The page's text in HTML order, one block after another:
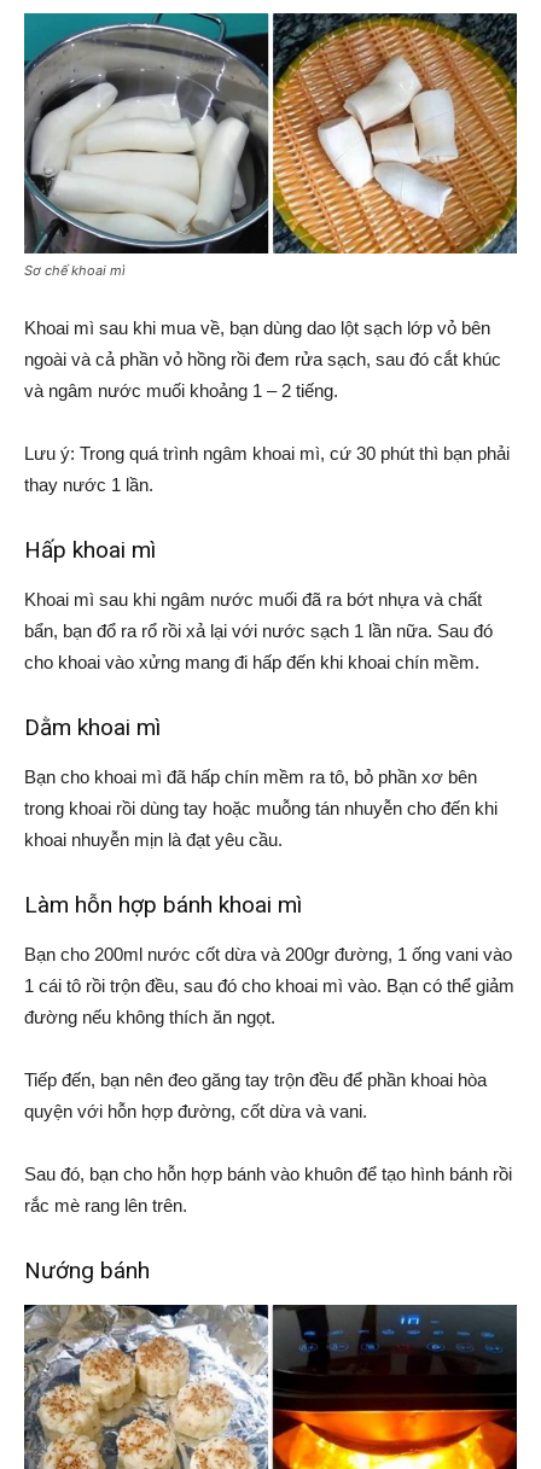
Sơ chế khoai mì
Khoai mì sau khi mua về, bạn dùng dao lột sạch lớp vỏ bên
ngoài và cả phần vỏ hồng rồi đem rửa sạch, sau đó cắt khúc
và ngâm nước muối khoảng 1 – 2 tiếng.
Lưu ý: Trong quá trình ngâm khoai mì, cứ 30 phút thì bạn phải
thay nước 1 lần.
Hấp khoai mì
Khoai mì sau khi ngâm nước muối đã ra bớt nhựa và chất
bẩn, bạn đổ ra rổ rồi xả lại với nước sạch 1 lần nữa. Sau đó
cho khoai vào xửng mang đi hấp đến khi khoai chín mềm.
Dằm khoai mì
Bạn cho khoai mì đã hấp chín mềm ra tô, bỏ phần xơ bên
trong khoai rồi dùng tay hoặc muỗng tán nhuyễn cho đến khi
khoai nhuyễn mịn là đạt yêu cầu.
Làm hỗn hợp bánh khoai mì
Bạn cho 200ml nước cốt dừa và 200gr đường, 1 ống vani vào
1 cái tô rồi trộn đều, sau đó cho khoai mì vào. Bạn có thể giảm
đường nếu không thích ăn ngọt.
Tiếp đến, bạn nên đeo găng tay trộn đều để phần khoai hòa
quyện với hỗn hợp đường, cốt dừa và vani.
Sau đó, bạn cho hỗn hợp bánh vào khuôn để tạo hình bánh rồi
rắc mè rang lên trên.
Nướng bánh